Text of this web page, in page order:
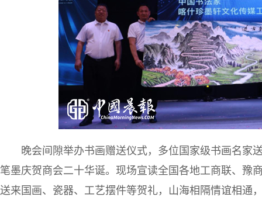
晚会间隙举办书画赠送仪式，多位国家级书画名家
笔墨庆贺商会二十华诞。现场宣读全国各地工商联、豫
送来国画、瓷器、工艺摆件等贺礼，山海相隔情谊相通